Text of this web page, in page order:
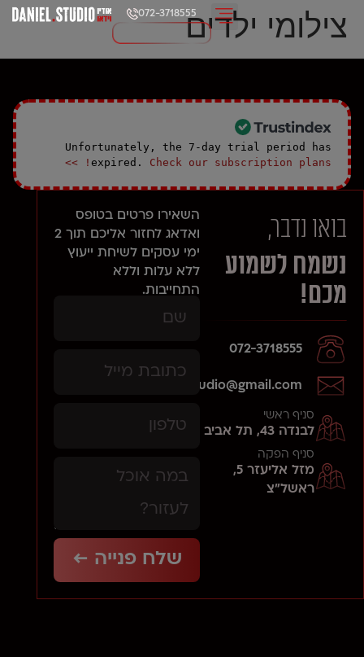
072-3718555צילומי ילדים
Unfortunately, the 7-day trial period has
expired. Check our subscription plans! >>
בואו נדבר,
נשמח לשמוע
מכם!
072-3718555
daniels.studio@gmail.com
סניף ראשי
לבנדה 43, תל אביב
סניף הפקה
מזל אליעזר 5,
ראשל"צ
השאירו פרטים בטופס
ואדאג לחזור אליכם תוך 2
ימי עסקים לשיחת ייעוץ
ללא עלות וללא
התחייבות.
שלח פנייה ←